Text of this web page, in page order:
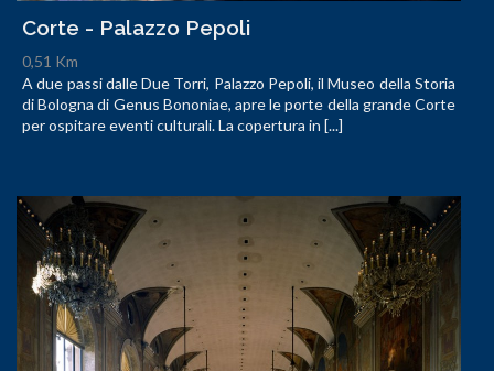
Corte - Palazzo Pepoli
0,51 Km
A due passi dalle Due Torri, Palazzo Pepoli, il Museo della Storia
di Bologna di Genus Bononiae, apre le porte della grande Corte
per ospitare eventi culturali. La copertura in [...]